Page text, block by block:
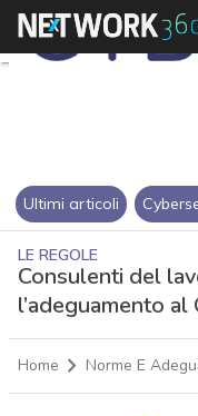
Ultimi articoli
LE REGOLE
Consulenti del
l’adeguamento al
Home Norme E